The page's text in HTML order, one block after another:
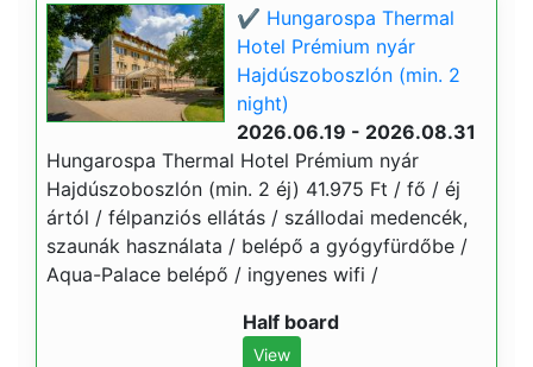
✔️ Hungarospa Thermal
Hotel Prémium nyár
Hajdúszoboszlón (min. 2
night)
2026.06.19 - 2026.08.31
Hungarospa Thermal Hotel Prémium nyár
Hajdúszoboszlón (min. 2 éj) 41.975 Ft / fő / éj
ártól / félpanziós ellátás / szállodai medencék,
szaunák használata / belépő a gyógyfürdőbe /
Aqua-Palace belépő / ingyenes wifi /
Half board
View